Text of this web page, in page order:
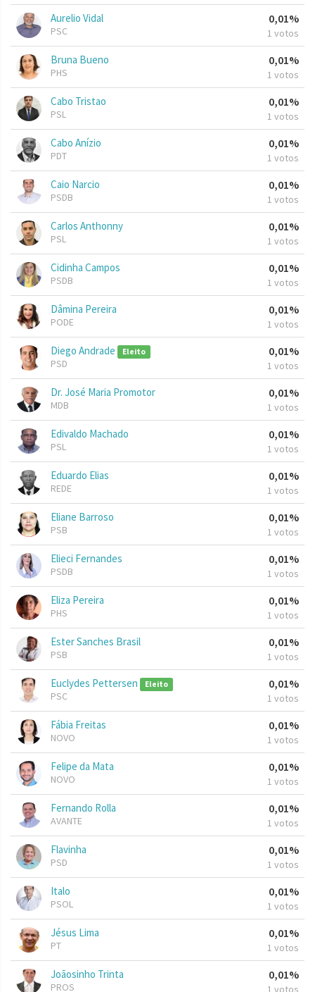
Aurelio Vidal
PSC
0,01%
1 votos
Bruna Bueno
PHS
0,01%
1 votos
Cabo Tristao
PSL
0,01%
1 votos
Cabo Anízio
PDT
0,01%
1 votos
Caio Narcio
PSDB
0,01%
1 votos
Carlos Anthonny
PSL
0,01%
1 votos
Cidinha Campos
PSDB
0,01%
1 votos
Dâmina Pereira
PODE
0,01%
1 votos
Diego Andrade Eleito
PSD
0,01%
1 votos
Dr. José Maria Promotor
MDB
0,01%
1 votos
Edivaldo Machado
PSL
0,01%
1 votos
Eduardo Elias
REDE
0,01%
1 votos
Eliane Barroso
PSB
0,01%
1 votos
Elieci Fernandes
PSDB
0,01%
1 votos
Eliza Pereira
PHS
0,01%
1 votos
Ester Sanches Brasil
PSB
0,01%
1 votos
Euclydes Pettersen Eleito
PSC
0,01%
1 votos
Fábia Freitas
NOVO
0,01%
1 votos
Felipe da Mata
NOVO
0,01%
1 votos
Fernando Rolla
AVANTE
0,01%
1 votos
Flavinha
PSD
0,01%
1 votos
Italo
PSOL
0,01%
1 votos
Jésus Lima
PT
0,01%
1 votos
Joãosinho Trinta
PROS
0,01%
1 votos